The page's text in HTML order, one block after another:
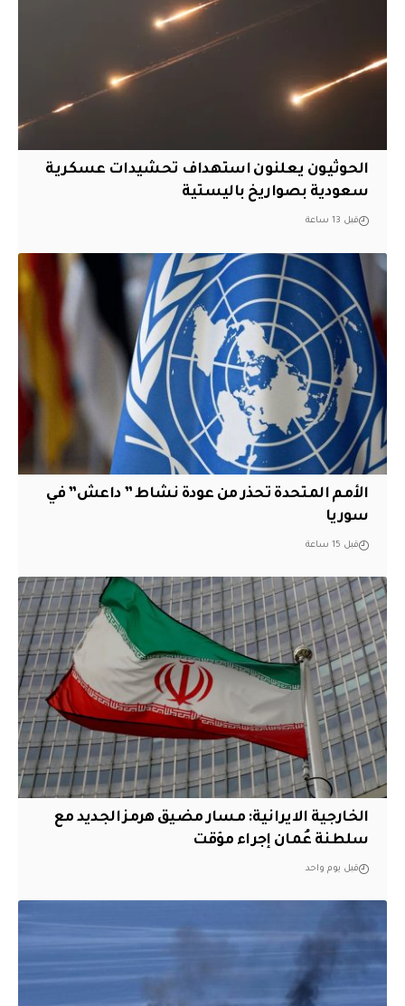
الحوثيون يعلنون استهداف تحشيدات عسكرية
سعودية بصواريخ باليستية
قبل 13 ساعة
الأمم المتحدة تحذر من عودة نشاط ” داعش” في
سوريا
قبل 15 ساعة
الخارجية الايرانية: مسار مضيق هرمز الجديد مع
سلطنة عُمان إجراء مؤقت
قبل يوم واحد